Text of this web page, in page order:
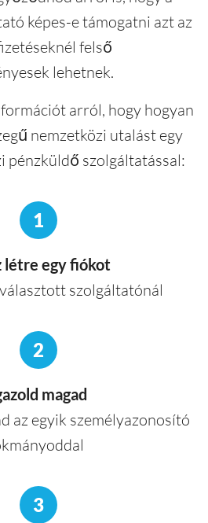
képes-e támogatni azt az
felső
lehetnek.
arról, hogy hogyan
nemzetközi utalást egy
pénzküldő szolgáltatással:
1
létre egy fiókot
szolgáltatónál
2
magad
az egyik személyazonosító
3